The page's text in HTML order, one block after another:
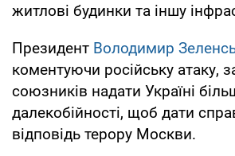
житлові будинки та іншу
Президент Володимир
коментуючи російську атаку,
союзників надати Україні
далекобійності, щоб дати
відповідь терору Москви.